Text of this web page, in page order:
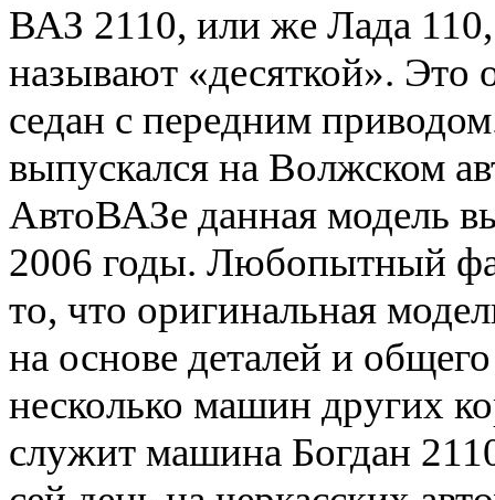
ВАЗ 2110, или же Лада
называют «десяткой». Это
седан с передним
выпускался на Волжском
АвтоВАЗе данная модель
2006 годы. Любопытный
то, что оригинальная
на основе деталей и
несколько машин других
служит машина Богдан